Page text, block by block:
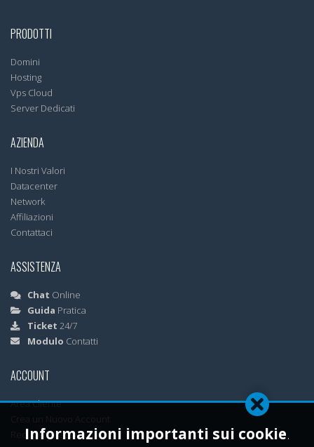
PRODOTTI
Domini
Hosting
Vps Cloud
Server Dedicati
AZIENDA
I Nostri Valori
Datacenter
Network
Affiliazioni
Contattaci
ASSISTENZA
Chat Online
Guida Pratica
Ticket 24/7
Modulo Contatti
ACCOUNT
Area Cliente
Recupera Password
Informazioni importanti sui cookie.